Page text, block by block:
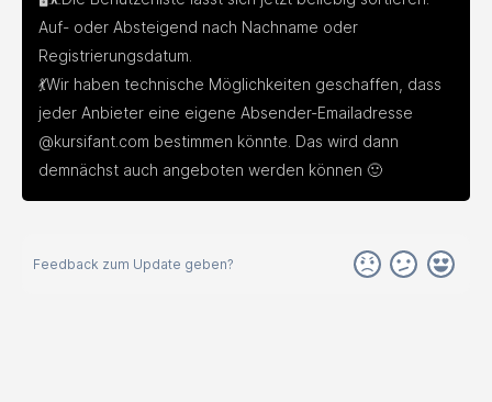
Auf- oder Absteigend nach Nachname oder
Registrierungsdatum.
💃Wir haben technische Möglichkeiten geschaffen, dass
jeder Anbieter eine eigene Absender-Emailadresse
@kursifant.com bestimmen könnte. Das wird dann
demnächst auch angeboten werden können 🙂
Feedback zum Update geben?